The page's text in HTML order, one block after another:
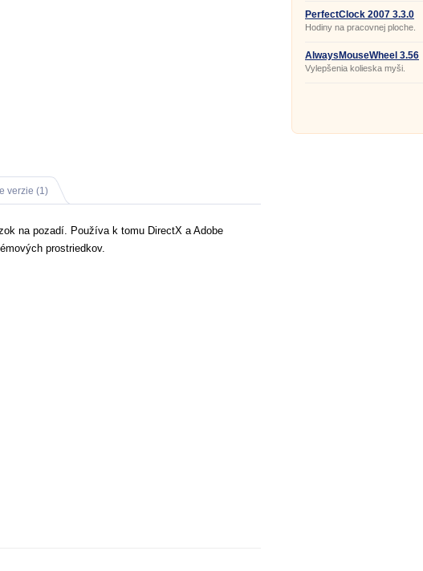
verzie (1)
na pozadí. Používa k tomu DirectX a Adobe
prostriedkov.
PerfectClock 2007 3.3.0
Hodiny na pracovnej ploche.
AlwaysMouseWheel 3.56
Vylepšenia kolieska myši.